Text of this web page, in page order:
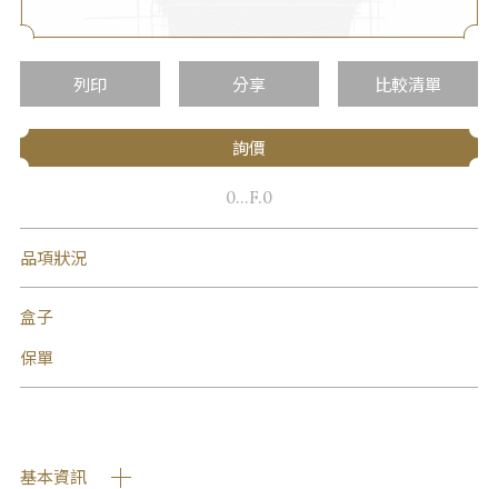
列印 分享 比較清單
詢價
0...F.0
品項狀況
盒子
保單
基本資訊